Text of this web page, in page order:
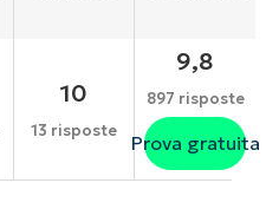
10
13 risposte
9,8
897 risposte
Prova gratuita